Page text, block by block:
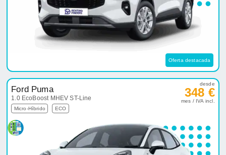
Oferta destacada
Ford Puma
1.0 EcoBoost MHEV ST-Line
Micro-Híbrido ECO
desde
348 €
mes / IVA incl.